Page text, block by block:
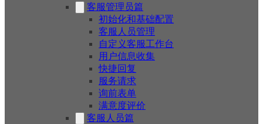
客服管理员篇
初始化和基础配置
客服人员管理
自定义客服工作台
用户信息收集
快捷回复
服务请求
询前表单
满意度评价
客服人员篇